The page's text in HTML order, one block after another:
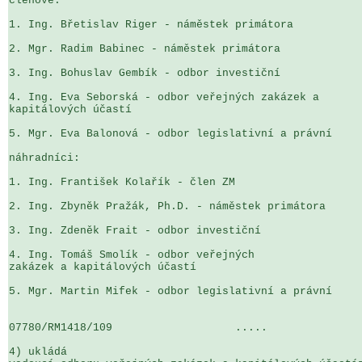
1. Ing. Břetislav Riger - náměstek primátora
2. Mgr. Radim Babinec - náměstek primátora
3. Ing. Bohuslav Gembík - odbor investiční
4. Ing. Eva Seborská - odbor veřejných zakázek a
kapitálových účastí
5. Mgr. Eva Balonová - odbor legislativní a právní
náhradníci:
1. Ing. František Kolařík - člen ZM
2. Ing. Zbyněk Pražák, Ph.D. - náměstek primátora
3. Ing. Zdeněk Frait - odbor investiční
4. Ing. Tomáš Smolík - odbor veřejných
zakázek a kapitálových účastí
5. Mgr. Martin Mifek - odbor legislativní a právní
07780/RM1418/109                   .....
4) ukládá